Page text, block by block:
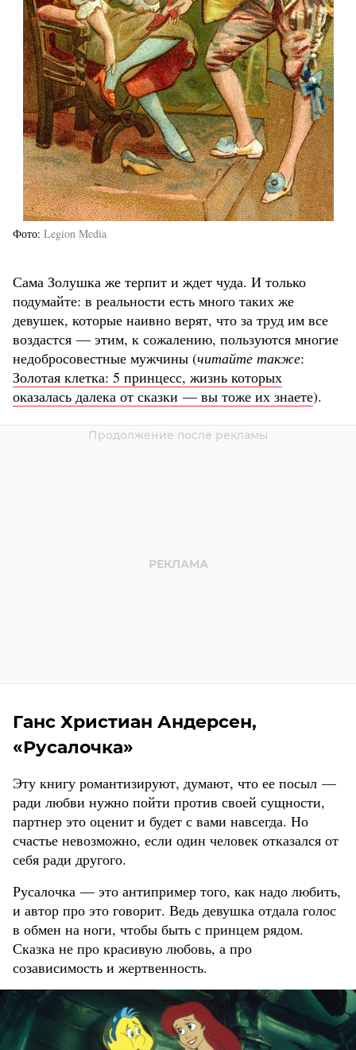
Фото Legion Media
Сама Золушка же терпит и ждет чуда. И только
подумайте: в реальности есть много таких же
девушек, которые наивно верят, что за труд им все
воздастся — этим, к сожалению, пользуются многие
недобросовестные мужчины (читайте также:
Золотая клетка: 5 принцесс, жизнь которых
оказалась далека от сказки — вы тоже их знаете).
Ганс Христиан Андерсен,
«Русалочка»
Эту книгу романтизируют, думают, что ее посыл —
ради любви нужно пойти против своей сущности,
партнер это оценит и будет с вами навсегда. Но
счастье невозможно, если один человек отказался от
себя ради другого.
Русалочка — это антипример того, как надо любить,
и автор про это говорит. Ведь девушка отдала голос
в обмен на ноги, чтобы быть с принцем рядом.
Сказка не про красивую любовь, а про
созависимость и жертвенность.